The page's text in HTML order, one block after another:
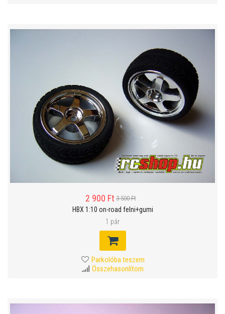
2 900 Ft 3 500 Ft
HBX 1:10 on-road felni+gumi
1 pár
Parkolóba teszem
Összehasonlítom